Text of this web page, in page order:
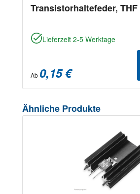
Transistorhaltefeder, THF
Lieferzeit 2-5 Werktage
Ab 0,15 €
Produktgalerie überspringen
Ähnliche Produkte